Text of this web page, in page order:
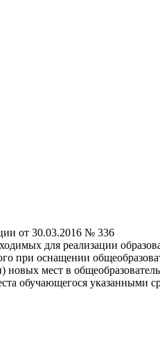
от 30.03.2016 № 336
для реализации
при оснащении
новых мест в
обучающегося указанными